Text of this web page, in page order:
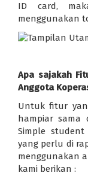
ID card,
menggunakan
Apa sajakah
Anggota
Untuk fitur
hampiar
Simple
yang perlu di
menggunakan
kami berikan :